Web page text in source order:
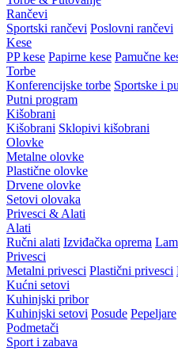
Rančevi
Sportski rančevi Poslovni rančevi
Kese
PP kese Papirne kese Pamučne
Torbe
Konferencijske torbe Sportske i
Putni program
Kišobrani
Kišobrani Sklopivi kišobrani
Olovke
Metalne olovke
Plastične olovke
Drvene olovke
Setovi olovaka
Privesci & Alati
Alati
Ručni alati Izviđačka oprema
Privesci
Metalni privesci Plastični privesci
Kućni setovi
Kuhinjski pribor
Kuhinjski setovi Posude Pepeljare
Podmetači
Sport i zabava